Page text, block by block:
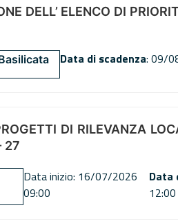
DELL’ ELENCO DI
Data di scadenza: 09/
DI RILEVANZA
27
Data inizio: 16/07/2026
09:00
Data
12:00